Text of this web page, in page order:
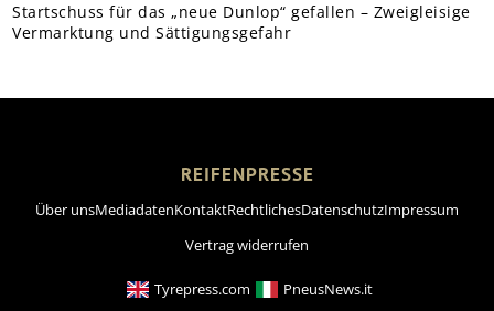
Startschuss für das „neue Dunlop“ gefallen – Zweigleisige
Vermarktung und Sättigungsgefahr
REIFENPRESSE
Über unsMediadatenKontaktRechtlichesDatenschutzImpressum
Vertrag widerrufen
Tyrepress.com PneusNews.it